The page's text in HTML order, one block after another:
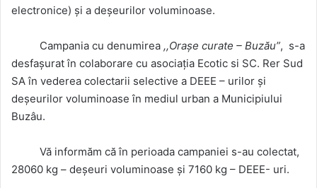
electronice) și a deșeurilor voluminoase.
Campania cu denumirea ,,Orașe curate – Buzău”, s-a
desfașurat în colaborare cu asociația Ecotic si SC. Rer Sud
SA în vederea colectarii selective a DEEE – urilor și
deșeurilor voluminoase în mediul urban a Municipiului
Buzâu.
Vă informăm că în perioada campaniei s-au colectat,
28060 kg – deșeuri voluminoase și 7160 kg – DEEE- uri.